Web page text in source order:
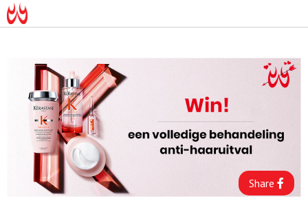
Share